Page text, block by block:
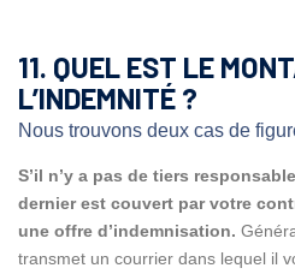
11. QUEL EST LE
L’INDEMNITÉ ?
Nous trouvons deux cas de
S’il n’y a pas de tiers
dernier est couvert par votre
une offre d’indemnisation.
transmet un courrier dans lequel il